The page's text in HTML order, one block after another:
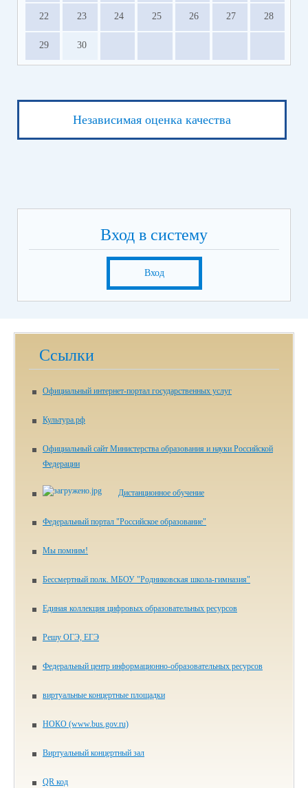
22 23 24 25 26 27 28
29 30
Независимая оценка качества
Вход в систему
Вход
Ссылки
Официальный интернет-портал государственных услуг
Культура.рф
Официальный сайт Министерства образования и науки Российской
Федерации
Дистанционное обучение
Федеральный портал "Российское образование"
Мы помним!
Бессмертный полк. МБОУ "Родниковская школа-гимназия"
Единая коллекция цифровых образовательных ресурсов
Решу ОГЭ, ЕГЭ
Федеральный центр информационно-образовательных ресурсов
виртуальные концертные площадки
НОКО (www.bus.gov.ru)
Виртуальный концертный зал
QR код